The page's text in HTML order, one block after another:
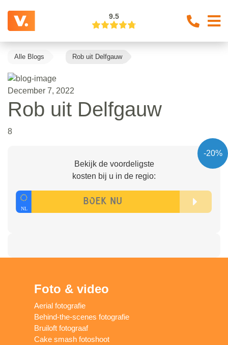
9.5
Alle Blogs Rob uit Delfgauw
December 7, 2022
Rob uit Delfgauw
8
-20%
Bekijk de voordeligste
kosten bij u in de regio:
Foto & video
Aerial fotografie
Behind-the-scenes fotografie
Bruiloft fotograaf
Cake smash fotoshoot